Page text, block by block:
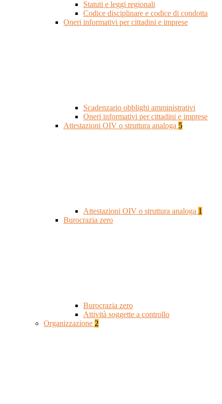
Statuti e leggi regionali
Codice disciplinare e codice di condotta
Oneri informativi per cittadini e imprese
Scadenzario obblighi amministrativi
Oneri informativi per cittadini e imprese
Attestazioni OIV o struttura analoga 5
Attestazioni OIV o struttura analoga 1
Burocrazia zero
Burocrazia zero
Attività soggette a controllo
Organizzazione 2